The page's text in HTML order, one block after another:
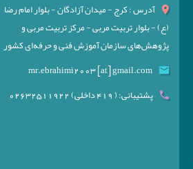
آدرس : کرج - میدان آزادگان - بلوار امام رضا
(ع) - بلوار تربیت مربی - مرکز تربیت مربی و
پژوهش‌های سازمان آموزش فنی و حرفه‌ای کشور
mr.ebrahimi2003 [at] gmail.com
پشتیبانی: ( 419 داخلی) 02632511922